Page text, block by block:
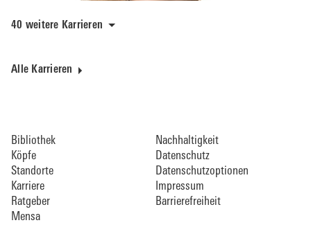
40 weitere Karrieren
Alle Karrieren
Bibliothek
Köpfe
Standorte
Karriere
Ratgeber
Mensa
Nachhaltigkeit
Datenschutz
Datenschutzoptionen
Impressum
Barrierefreiheit